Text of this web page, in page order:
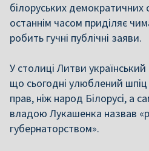
білоруських демократичних
останнім часом приділяє
робить гучні публічні заяви.
У столиці Литви
що сьогодні улюблений
прав, ніж народ Білорусі, а
владою Лукашенка назвав
губернаторством».